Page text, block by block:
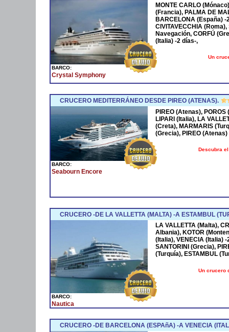
BARCO:
Crystal Symphony
MONTE CARLO
(Francia), PALMA DE
BARCELONA (España) -
CIVITAVECCHIA
Navegación, CORFÚ
(Italia) -2 días-,
Un
CRUCERO MEDITERRÁNEO DESDE PIREO (ATENAS).
BARCO:
Seabourn Encore
PIREO (Atenas),
LIPARI (Italia), LA
(Creta), MARMARIS
(Grecia), PIREO (Atenas)
Descubra
CRUCERO -DE LA VALLETTA (MALTA) -A ESTAMBUL
BARCO:
Nautica
LA VALLETTA (Malta),
Albania), KOTOR
(Italia), VENECIA (Italia)
SANTORINI (Grecia),
(Turquía), ESTAMBUL
Un crucero
CRUCERO -DE BARCELONA (ESPAñA) -A VENECIA